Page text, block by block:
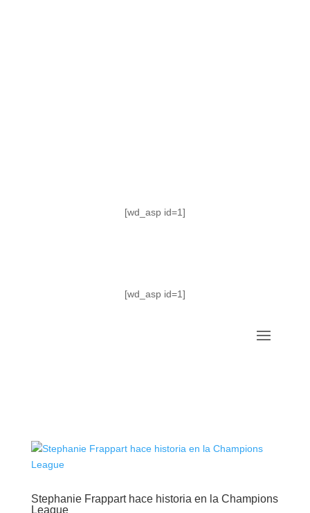
[wd_asp id=1]
[wd_asp id=1]
Stephanie Frappart hace historia en la Champions
League